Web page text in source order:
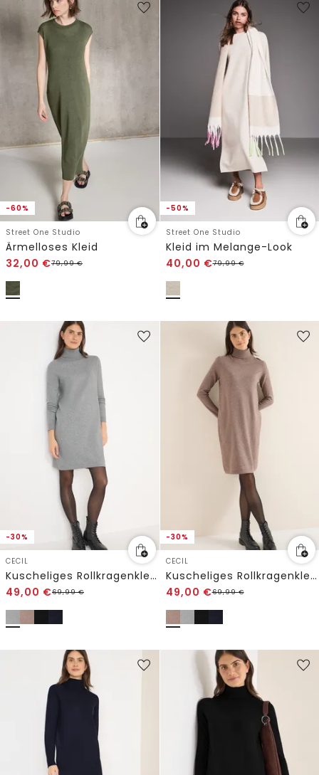
-60%
Street One Studio
Ärmelloses Kleid
32,00 €79,99€
-50%
Street One Studio
Kleid im Melange-Look
40,00 €79,99€
-30%
CECIL
Kuscheliges Rollkragenkleid
49,00 €69,99€
-30%
CECIL
Kuscheliges Rollkragenkleid
49,00 €69,99€